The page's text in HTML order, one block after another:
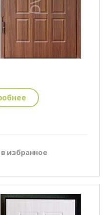
избранное